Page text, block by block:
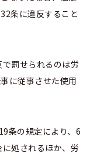
条に違反すること
罰せられるのは労
に従事させた使用
条の規定により、6
処されるほか、労